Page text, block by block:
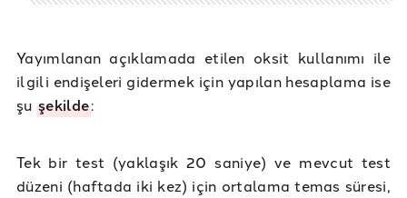
Yayımlanan açıklamada etilen oksit kullanımı ile
ilgili endişeleri gidermek için yapılan hesaplama ise
şu şekilde:
Tek bir test (yaklaşık 20 saniye) ve mevcut test
düzeni (haftada iki kez) için ortalama temas süresi,